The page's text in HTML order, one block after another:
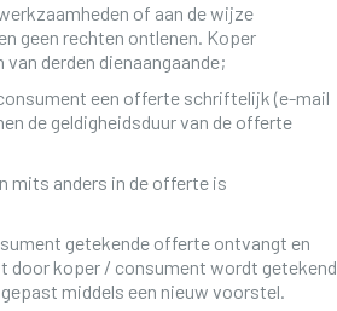
of aan de wijze
geen rechten ontlenen. Koper
derden dienaangaande;
een offerte schriftelijk (e-mail
de geldigheidsduur van de offerte
mits anders in de offerte is
getekende offerte ontvangt en
door koper / consument wordt getekend
middels een nieuw voorstel.